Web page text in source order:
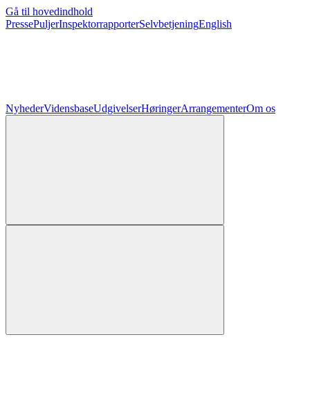
Gå til hovedindhold
PressePuljerInspektorrapporterSelvbetjeningEnglish
NyhederVidensbaseUdgivelserHøringerArrangementerOm os